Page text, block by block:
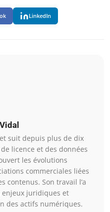
LinkedIn
suit depuis plus de dix
licence et des données
les évolutions
commerciales liées
contenus. Son travail l’a
enjeux juridiques et
des actifs numériques.